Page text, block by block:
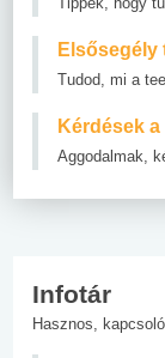
Elsősegély
Tudod, mi a
Kérdések
Aggodalmak,
Infotár
Hasznos,